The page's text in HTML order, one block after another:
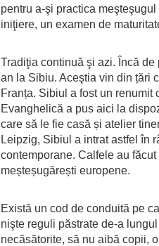
pentru a-şi practica
iniţiere, un examen de
Tradiţia continuă şi azi. Încă
an la Sibiu. Aceştia vin din țări
Franța. Sibiul a fost un renumit
Evanghelică a pus aici la
care să le fie casă și atelier
Leipzig, Sibiul a intrat astfel în
contemporane. Calfele au
meșteșugărești europene.
Există un cod de conduită pe
nişte reguli păstrate de-a
necăsătorite, să nu aibă copii,